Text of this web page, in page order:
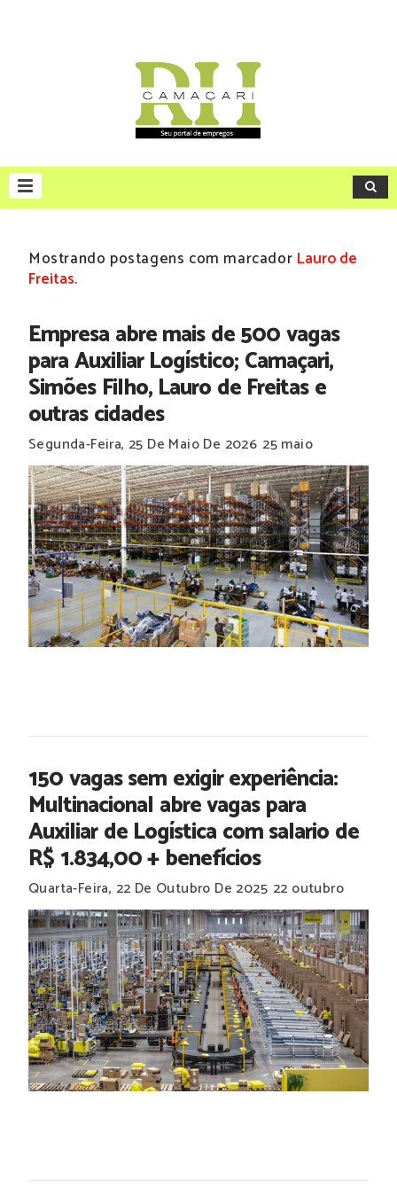
Mostrando postagens com marcador Lauro de
Freitas.
Empresa abre mais de 500 vagas
para Auxiliar Logístico; Camaçari,
Simões Filho, Lauro de Freitas e
outras cidades
Segunda-Feira, 25 De Maio De 2026 25 maio
150 vagas sem exigir experiência:
Multinacional abre vagas para
Auxiliar de Logística com salario de
R$ 1.834,00 + benefícios
Quarta-Feira, 22 De Outubro De 2025 22 outubro